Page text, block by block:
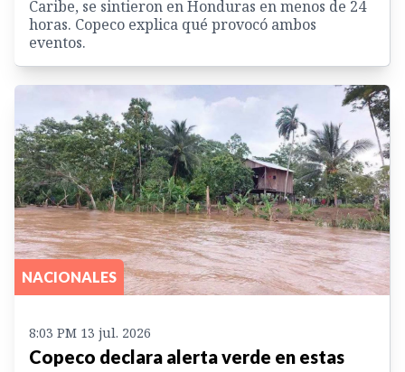
Caribe, se sintieron en Honduras en menos de 24
horas. Copeco explica qué provocó ambos
eventos.
NACIONALES
8:03 PM 13 jul. 2026
Copeco declara alerta verde en estas